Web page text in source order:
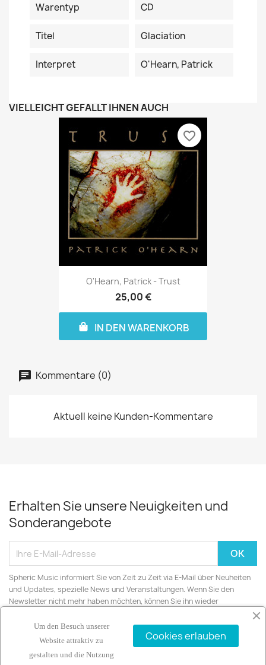
Warentyp
CD
Titel Glaciation
Interpret O'Hearn, Patrick
VIELLEICHT GEFÄLLT IHNEN AUCH
O'Hearn, Patrick - Trust
25,00 €
IN DEN WARENKORB
favorite_border
Kommentare (0)
Aktuell keine Kunden-Kommentare
Erhalten Sie unsere Neuigkeiten und
Sonderangebote
Spheric Music informiert Sie von Zeit zu Zeit via E-Mail über Neuheiten
und Updates, spezielle News und Veranstaltungen. Wenn Sie den
Newsletter nicht mehr haben möchten, können Sie ihn wieder
Um den Besuch unserer
Website attraktiv zu
gestalten und die Nutzung
Cookies erlauben